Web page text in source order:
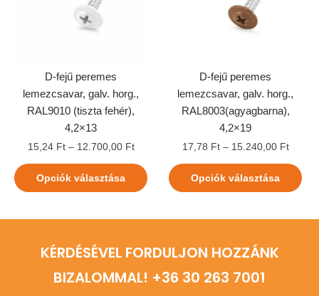
D-fejű peremes
lemezcsavar, galv. horg.,
RAL9010 (tiszta fehér),
4,2×13
15,24 Ft– 12.700,00 Ft
Opciók választása
D-fejű peremes
lemezcsavar, galv. horg.,
RAL8003(agyagbarna),
4,2×19
17,78 Ft– 15.240,00 Ft
Opciók választása
KÉRDÉSÉVEL FORDULJON HOZZÁNK
BIZALOMMAL! +36 30 263 7001